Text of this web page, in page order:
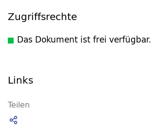
Zugriffsrechte
Das Dokument ist frei verfügbar.
Links
Teilen